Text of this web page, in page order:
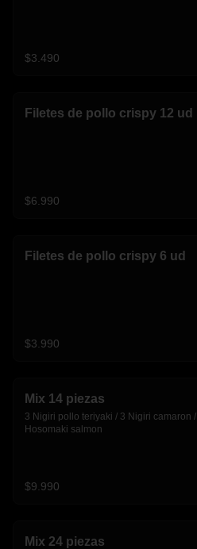
$3.490
Filetes de pollo crispy 12 ud
$6.990
Filetes de pollo crispy 6 ud
$3.990
Mix 14 piezas
3 Nigiri pollo teriyaki / 3 Nigiri camaron /
Hosomaki salmon
$9.990
Mix 24 piezas